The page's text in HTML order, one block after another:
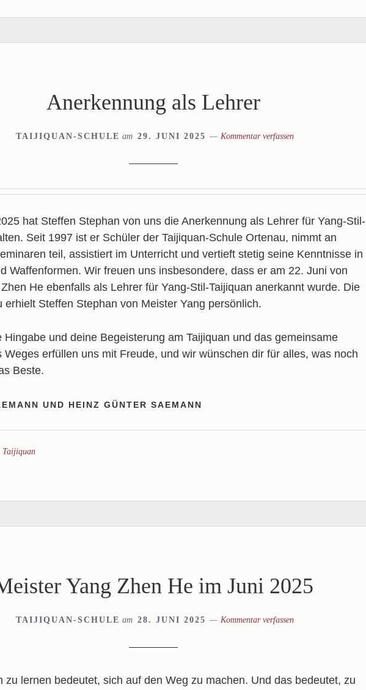
Anerkennung als Lehrer
TAIJIQUAN-SCHULE am 29. JUNI 2025 Kommentar verfassen
hat Steffen Stephan von uns die Anerkennung als Lehrer für Yang-Stil-
Seit 1997 ist er Schüler der Taijiquan-Schule Ortenau, nimmt an
teil, assistiert im Unterricht und vertieft stetig seine Kenntnisse in
Waffenformen. Wir freuen uns insbesondere, dass er am 22. Juni von
He ebenfalls als Lehrer für Yang-Stil-Taijiquan anerkannt wurde. Die
erhielt Steffen Stephan von Meister Yang persönlich.
Hingabe und deine Begeisterung am Taijiquan und das gemeinsame
Weges erfüllen uns mit Freude, und wir wünschen dir für alles, was noch
Beste.
UND HEINZ GÜNTER SAEMANN
Taijiquan
Yang Zhen He im Juni 2025
TAIJIQUAN-SCHULE am 28. JUNI 2025 Kommentar verfassen
zu lernen bedeutet, sich auf den Weg zu machen. Und das bedeutet, zu